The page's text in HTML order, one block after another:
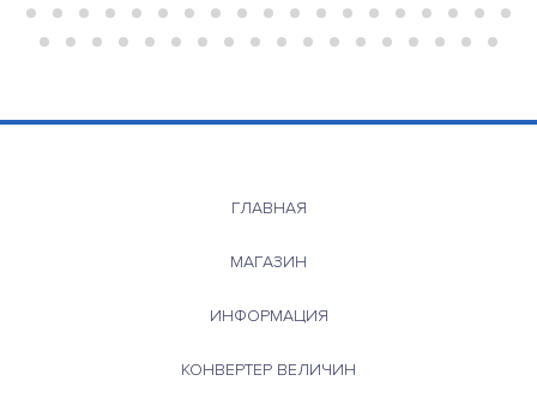
ГЛАВНАЯ
МАГАЗИН
ИНФОРМАЦИЯ
КОНВЕРТЕР ВЕЛИЧИН